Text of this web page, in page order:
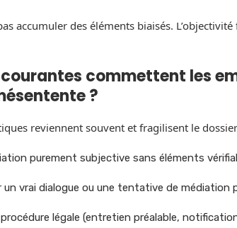
accumuler des éléments biaisés.
courantes commettent les
?
reviennent souvent et fragilisent le
purement subjective sans éléments
un vrai dialogue ou une tentative de médiation
légale (entretien préalable,